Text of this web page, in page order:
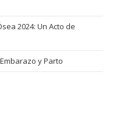
2024: Un Acto de
y Parto